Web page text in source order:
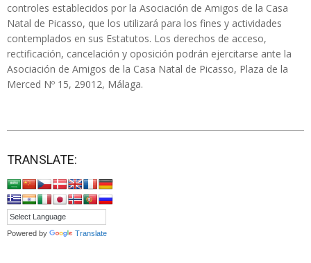
controles establecidos por la Asociación de Amigos de la Casa
Natal de Picasso, que los utilizará para los fines y actividades
contemplados en sus Estatutos. Los derechos de acceso,
rectificación, cancelación y oposición podrán ejercitarse ante la
Asociación de Amigos de la Casa Natal de Picasso, Plaza de la
Merced Nº 15, 29012, Málaga.
09-
12
TRANSLATE:
Powered by Translate